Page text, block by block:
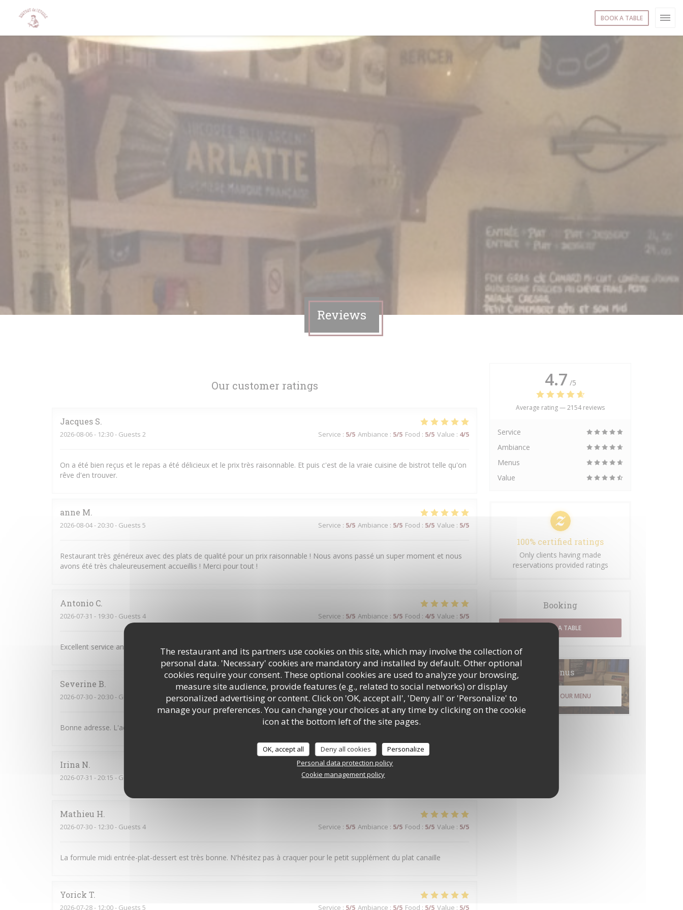
The restaurant and its partners use cookies on this site, which may involve the collection of
personal data. 'Necessary' cookies are mandatory and installed by default. Other optional
cookies require your consent. These optional cookies are used to analyze your browsing,
measure site audience, provide features (e.g., related to social networks) or display
personalized advertising or content. Click on 'OK, accept all', 'Deny all' or 'Personalize' to
manage your preferences. You can change your choices at any time by clicking on the cookie
icon at the bottom left of the site pages.
OK, accept all Deny all cookies
Personalize
Personal data protection policy
Cookie management policy
BOOK A TABLE
Reviews
Our customer ratings
Jacques S
2026-08-06- 12:30 - Guests 2 Service : 5/5 Ambiance : 5/5 Food : 5/5 Value : 4/5
On a été bien reçus et le repas a été délicieux et le prix très raisonnable. Et puis c'est de la vraie cuisine de bistrot telle qu'on
rêve d'en trouver.
anne M
2026-08-04- 20:30 - Guests 5 Service : 5/5 Ambiance : 5/5 Food : 5/5 Value : 5/5
Restaurant très généreux avec des plats de qualité pour un prix raisonnable ! Nous avons passé un super moment et nous
avons été très chaleureusement accueillis ! Merci pour tout !
Antonio C
2026-07-31 - 19:30 - Guests 4 Service : 5/5 Ambiance : 5/5 Food : 4/5 Value : 5/5
Excellent service and very good food,
Severine B
2026-07-30- 20:30 - Guests 2 Service: 5/5 Ambiance: 5/5 Food: 5/5 Value :5/5
Bonne adresse. L'accueil est chaleureux et sympathique. La nourriture est très bonne. On y reviendra.
Irina N
2026-07-31 - 20:15 - Guests 3 Service: 5/5 Ambiance
Mathieu H
2026-07-30- 12:30 - Guests 4 Service : 5/5 Ambiance : 5/5 Food : 5/5 Value : 5/5
La formule midi entrée-plat-dessert est très bonne. N'hésitez pas à craquer pour le petit supplément du plat canaille
Yorick T
2026-07-28- 12:00 - Guests 5 Service : 5/5 Ambiance : 5/5 Food : 5/5 Value : 5/5
4.7 /5
Average rating —2154 reviews
Service
Ambiance
Menus
Value
100% certified ratings
Only clients having made
reservations provided ratings
Booking
BOOK A TABLE
Menus
DISCOVER OUR MENU